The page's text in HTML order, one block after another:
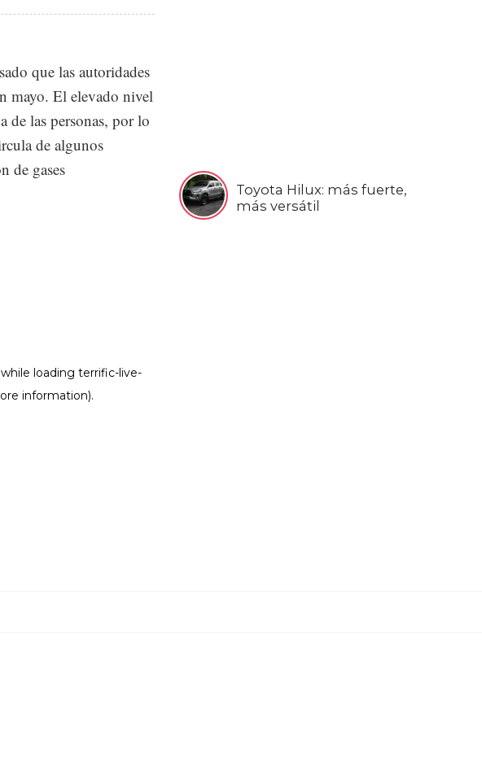
Toyota Hilux: más fuerte,
más versátil
que las autoridades
mayo. El elevado nivel
de las personas, por lo
de algunos
de gases